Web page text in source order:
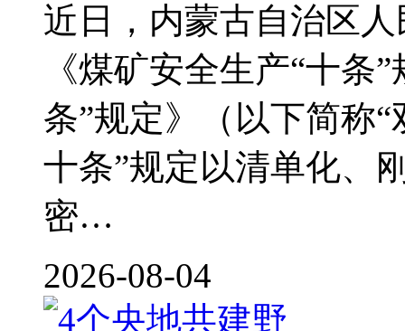
近日，内蒙古自治区
《煤矿安全生产“十条
条”规定》（以下简称
十条”规定以清单化、
密…
2026-08-04